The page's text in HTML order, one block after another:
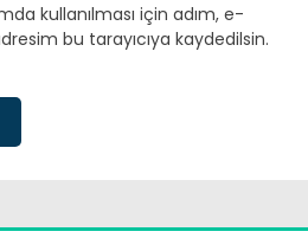
kullanılması için adım, e-
bu tarayıcıya kaydedilsin.